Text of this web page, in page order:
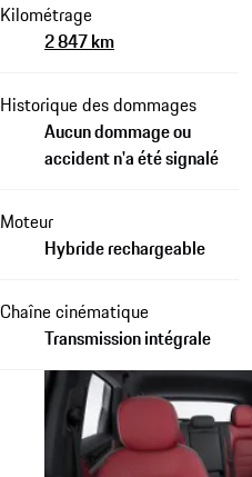
Kilométrage
2 847 km
Historique des dommages
Aucun dommage ou
accident n'a été signalé
Moteur
Hybride rechargeable
Chaîne cinématique
Transmission intégrale